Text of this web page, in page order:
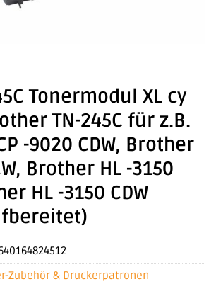
Tonermodul XL cy
TN-245C für z.B.
-9020 CDW, Brother
Brother HL -3150
HL -3150 CDW
Zubehör & Druckerpatronen